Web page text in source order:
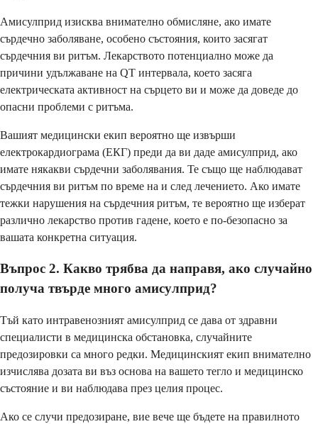
Амисулприд изисква внимателно обмисляне, ако имате
сърдечно заболяване, особено състояния, които засягат
сърдечния ви ритъм. Лекарството потенциално може да
причини удължаване на QT интервала, което засяга
електрическата активност на сърцето ви и може да доведе до
опасни проблеми с ритъма.
Вашият медицински екип вероятно ще извърши
електрокардиограма (ЕКГ) преди да ви даде амисулприд, ако
имате някакви сърдечни заболявания. Те също ще наблюдават
сърдечния ви ритъм по време на и след лечението. Ако имате
тежки нарушения на сърдечния ритъм, те вероятно ще изберат
различно лекарство против гадене, което е по-безопасно за
вашата конкретна ситуация.
Въпрос 2. Какво трябва да направя, ако случайно
получа твърде много амисулприд?
Тъй като интравенозният амисулприд се дава от здравни
специалисти в медицинска обстановка, случайните
предозировки са много редки. Медицинският екип внимателно
изчислява дозата ви въз основа на вашето тегло и медицинско
състояние и ви наблюдава през целия процес.
Ако се случи предозиране, вие вече ще бъдете на правилното